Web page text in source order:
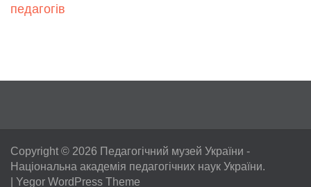
педагогів
Copyright © 2026 Педагогічний музей України -
Національна академія педагогічних наук України.
Yegor WordPress Theme